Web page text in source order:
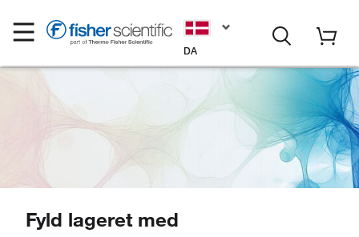
DA
Fyld lageret med